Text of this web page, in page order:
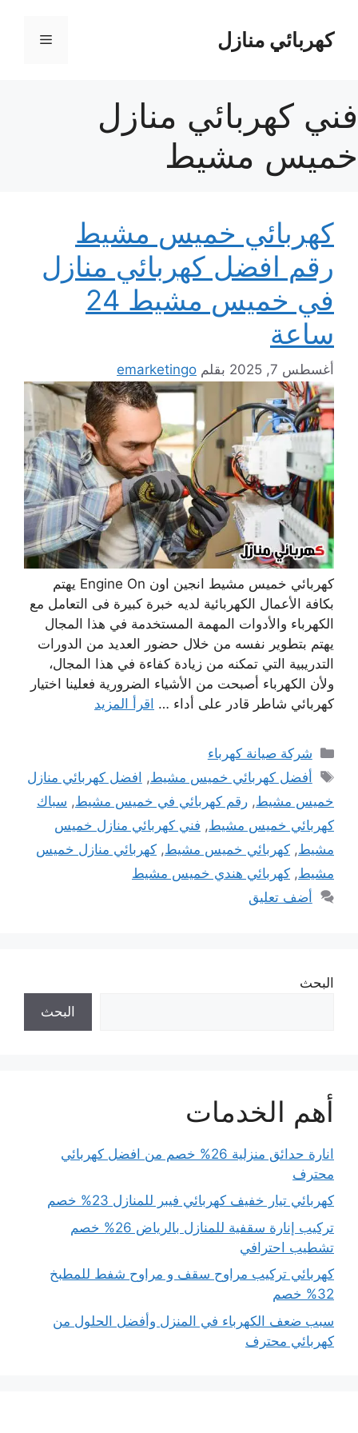
المحتوىكهربائي منازل القائمة
فني كهربائي منازل
خميس مشيط
كهربائي خميس مشيط
رقم افضل كهربائي منازل
في خميس مشيط 24
ساعة
أغسطس 7, 2025 بقلم emarketingo
كهربائي خميس مشيط انجين اون Engine On يهتم
بكافة الأعمال الكهربائية لديه خبرة كبيرة فى التعامل مع
الكهرباء والأدوات المهمة المستخدمة في هذا المجال
يهتم بتطوير نفسه من خلال حضور العديد من الدورات
التدريبية التي تمكنه من زيادة كفاءة في هذا المجال،
ولأن الكهرباء أصبحت من الأشياء الضرورية فعلينا اختيار
كهربائي شاطر قادر على أداء … اقرأ المزيد
التصنيفات
شركة صيانة كهرباء
الوسوم
أفضل كهربائي خميس مشيط, افضل كهربائي منازل
خميس مشيط, رقم كهربائي في خميس مشيط, سباك
كهربائي خميس مشيط, فني كهربائي منازل خميس
مشيط, كهربائي خميس مشيط, كهربائي منازل خميس
مشيط, كهربائي هندي خميس مشيط
أضف تعليق
البحث
البحث
أهم الخدمات
انارة حدائق منزلية 26% خصم من افضل كهربائي
محترف
كهربائي تيار خفيف كهربائي فيبر للمنازل 23% خصم
تركيب إنارة سقفية للمنازل بالرياض 26% خصم
تشطيب احترافي
كهربائي تركيب مراوح سقف و مراوح شفط للمطبخ
32% خصم
سبب ضعف الكهرباء في المنزل وأفضل الحلول من
كهربائي محترف